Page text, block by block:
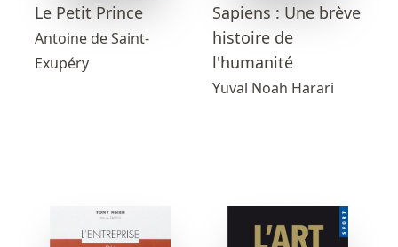
Le Petit Prince
Antoine de Saint-
Exupéry
Sapiens : Une brève
histoire de
l'humanité
Yuval Noah Harari